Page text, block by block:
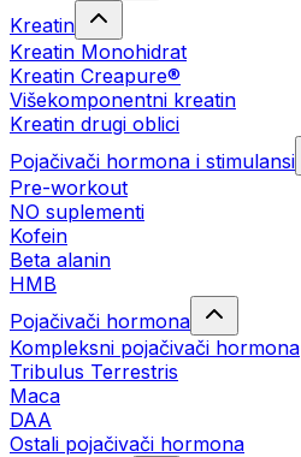
Kreatin
Kreatin Monohidrat
Kreatin Creapure®
Višekomponentni kreatin
Kreatin drugi oblici
Pojačivači hormona i stimulansi
Pre-workout
NO suplementi
Kofein
Beta alanin
HMB
Pojačivači hormona
Kompleksni pojačivači hormona
Tribulus Terrestris
Maca
DAA
Ostali pojačivači hormona